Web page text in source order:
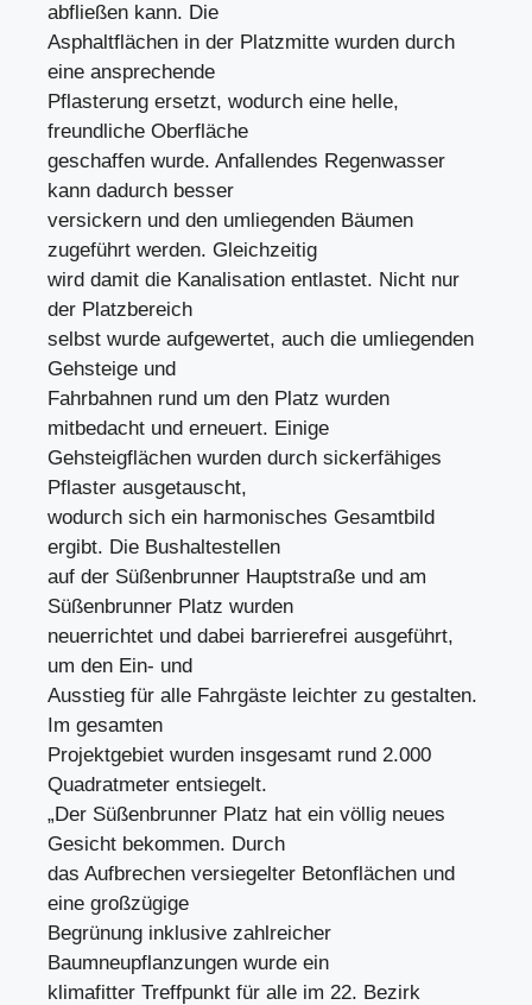
abfließen kann. Die
Asphaltflächen in der Platzmitte wurden durch
eine ansprechende
Pflasterung ersetzt, wodurch eine helle,
freundliche Oberfläche
geschaffen wurde. Anfallendes Regenwasser
kann dadurch besser
versickern und den umliegenden Bäumen
zugeführt werden. Gleichzeitig
wird damit die Kanalisation entlastet. Nicht nur
der Platzbereich
selbst wurde aufgewertet, auch die umliegenden
Gehsteige und
Fahrbahnen rund um den Platz wurden
mitbedacht und erneuert. Einige
Gehsteigflächen wurden durch sickerfähiges
Pflaster ausgetauscht,
wodurch sich ein harmonisches Gesamtbild
ergibt. Die Bushaltestellen
auf der Süßenbrunner Hauptstraße und am
Süßenbrunner Platz wurden
neuerrichtet und dabei barrierefrei ausgeführt,
um den Ein- und
Ausstieg für alle Fahrgäste leichter zu gestalten.
Im gesamten
Projektgebiet wurden insgesamt rund 2.000
Quadratmeter entsiegelt.
„Der Süßenbrunner Platz hat ein völlig neues
Gesicht bekommen. Durch
das Aufbrechen versiegelter Betonflächen und
eine großzügige
Begrünung inklusive zahlreicher
Baumneupflanzungen wurde ein
klimafitter Treffpunkt für alle im 22. Bezirk